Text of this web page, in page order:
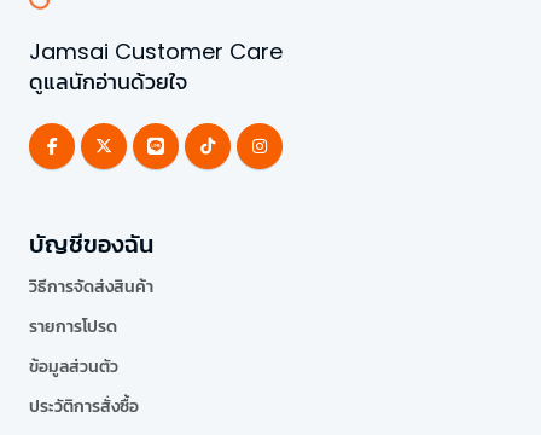
Jamsai Customer Care
ดูแลนักอ่านด้วยใจ
บัญชีของฉัน
วิธีการจัดส่งสินค้า
รายการโปรด
ข้อมูลส่วนตัว
ประวัติการสั่งซื้อ